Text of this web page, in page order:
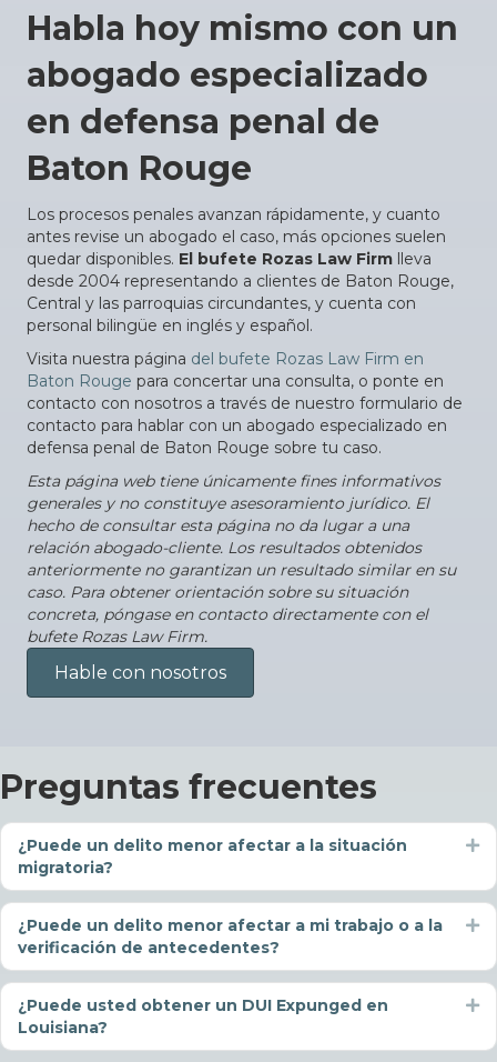
Habla hoy mismo con un
abogado especializado
en defensa penal de
Baton Rouge
Los procesos penales avanzan rápidamente, y cuanto
antes revise un abogado el caso, más opciones suelen
quedar disponibles. El bufete Rozas Law Firm lleva
desde 2004 representando a clientes de Baton Rouge,
Central y las parroquias circundantes, y cuenta con
personal bilingüe en inglés y español.
Visita nuestra página del bufete Rozas Law Firm en
Baton Rouge para concertar una consulta, o ponte en
contacto con nosotros a través de nuestro formulario de
contacto para hablar con un abogado especializado en
defensa penal de Baton Rouge sobre tu caso.
Esta página web tiene únicamente fines informativos
generales y no constituye asesoramiento jurídico. El
hecho de consultar esta página no da lugar a una
relación abogado-cliente. Los resultados obtenidos
anteriormente no garantizan un resultado similar en su
caso. Para obtener orientación sobre su situación
concreta, póngase en contacto directamente con el
bufete Rozas Law Firm.
Hable con nosotros
Preguntas frecuentes
¿Puede un delito menor afectar a la situación
migratoria?
¿Puede un delito menor afectar a mi trabajo o a la
verificación de antecedentes?
¿Puede usted obtener un DUI Expunged en
Louisiana?